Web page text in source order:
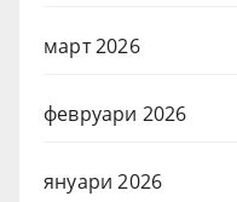
март 2026
февруари 2026
януари 2026